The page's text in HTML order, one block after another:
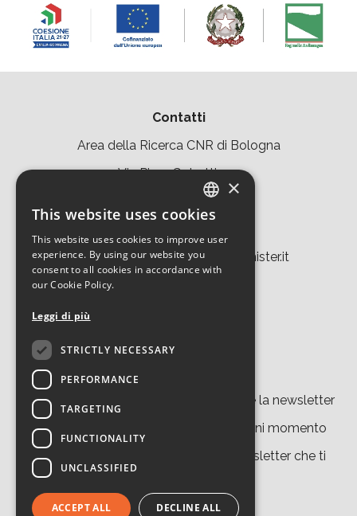
Contatti
Area della Ricerca CNR di Bologna
Via Piero Gobetti 101
40129 Bologna
tecnopolo.bo.cnr@laboratoriomister.it
Cliccando su “
” accetti di ricevere la newsletter
del nostro sito. Potrai disiscriverti in ogni momento
grazie al link presente in ciascuna newsletter che ti
ITALIAN
×
This website uses cookies
This website uses cookies to improve user
experience. By using our website you
consent to all cookies in accordance with
our Cookie Policy.
Leggi di più
STRICTLY NECESSARY
PERFORMANCE
TARGETING
FUNCTIONALITY
UNCLASSIFIED
ACCEPT ALL DECLINE ALL